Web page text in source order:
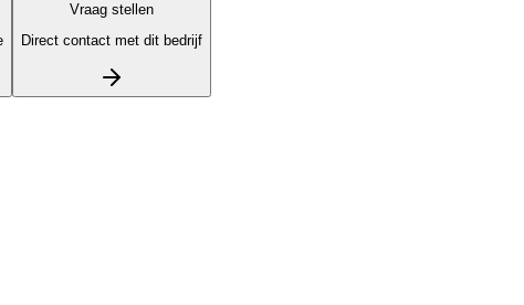
Vraag stellen
Direct contact met dit bedrijf